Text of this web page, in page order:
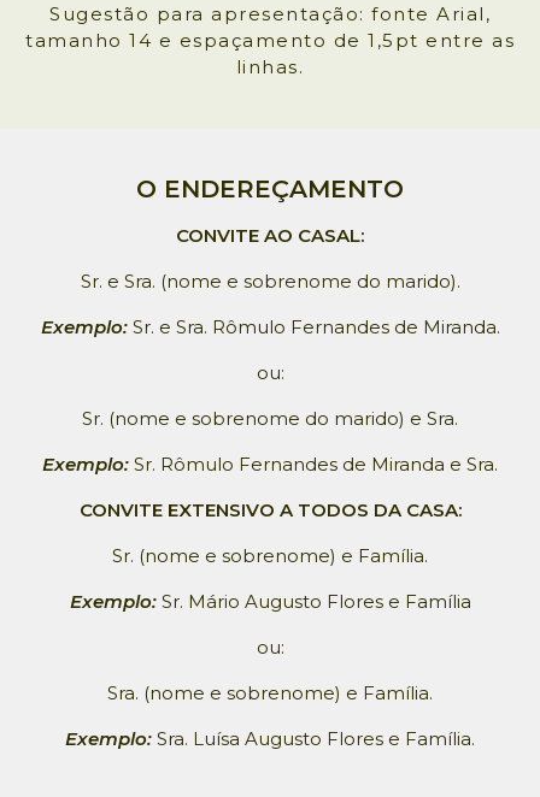
Sugestão para apresentação: fonte Arial,
tamanho 14 e espaçamento de 1,5pt entre as
linhas.
O ENDEREÇAMENTO
CONVITE AO CASAL:
Sr. e Sra. (nome e sobrenome do marido).
Exemplo:Sr. e Sra. Rômulo Fernandes de Miranda.
ou:
Sr. (nome e sobrenome do marido) e Sra.
Exemplo: Sr. Rômulo Fernandes de Miranda e Sra.
CONVITE EXTENSIVO A TODOS DA CASA:
Sr. (nome e sobrenome) e Família.
Exemplo:Sr. Mário Augusto Flores e Família
ou:
Sra. (nome e sobrenome) e Família.
Exemplo: Sra. Luísa Augusto Flores e Família.